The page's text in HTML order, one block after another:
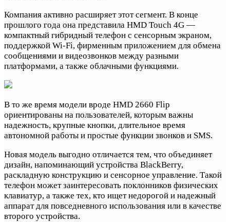
Компания активно расширяет этот сегмент. В конце
прошлого года она представила HMD Touch 4G —
компактный гибридный телефон с сенсорным экраном,
поддержкой Wi-Fi, фирменным приложением для обмена
сообщениями и видеозвонков между разными
платформами, а также облачными функциями.
В то же время модели вроде HMD 2660 Flip
ориентированы на пользователей, которым важны
надежность, крупные кнопки, длительное время
автономной работы и простые функции звонков и SMS.
Новая модель выгодно отличается тем, что объединяет
дизайн, напоминающий устройства BlackBerry,
раскладную конструкцию и сенсорное управление. Такой
телефон может заинтересовать поклонников физических
клавиатур, а также тех, кто ищет недорогой и надежный
аппарат для повседневного использования или в качестве
второго устройства.